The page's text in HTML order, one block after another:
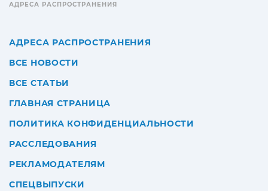
АДРЕСА РАСПРОСТРАНЕНИЯ
АДРЕСА РАСПРОСТРАНЕНИЯ
ВСЕ НОВОСТИ
ВСЕ СТАТЬИ
ГЛАВНАЯ СТРАНИЦА
ПОЛИТИКА КОНФИДЕНЦИАЛЬНОСТИ
РАССЛЕДОВАНИЯ
РЕКЛАМОДАТЕЛЯМ
СПЕЦВЫПУСКИ